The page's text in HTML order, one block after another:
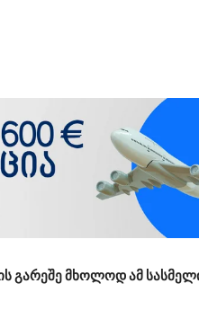
გარეშე მხოლოდ ამ